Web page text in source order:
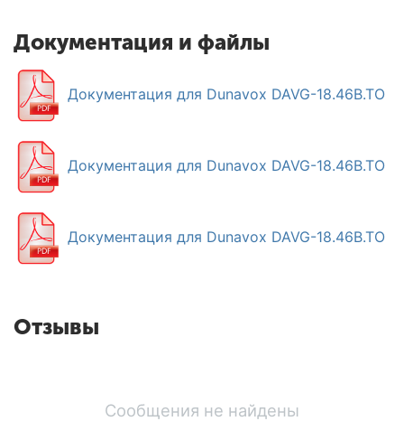
Документация и файлы
Документация для Dunavox DAVG-18.46B.TO
Документация для Dunavox DAVG-18.46B.TO
Документация для Dunavox DAVG-18.46B.TO
Отзывы
Сообщения не найдены